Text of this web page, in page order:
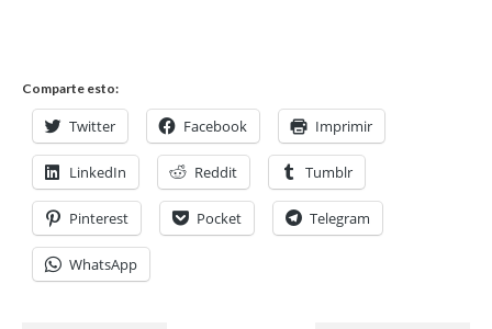
Comparte esto:
Twitter Facebook Imprimir
LinkedIn Reddit Tumblr
Pinterest Pocket Telegram
WhatsApp